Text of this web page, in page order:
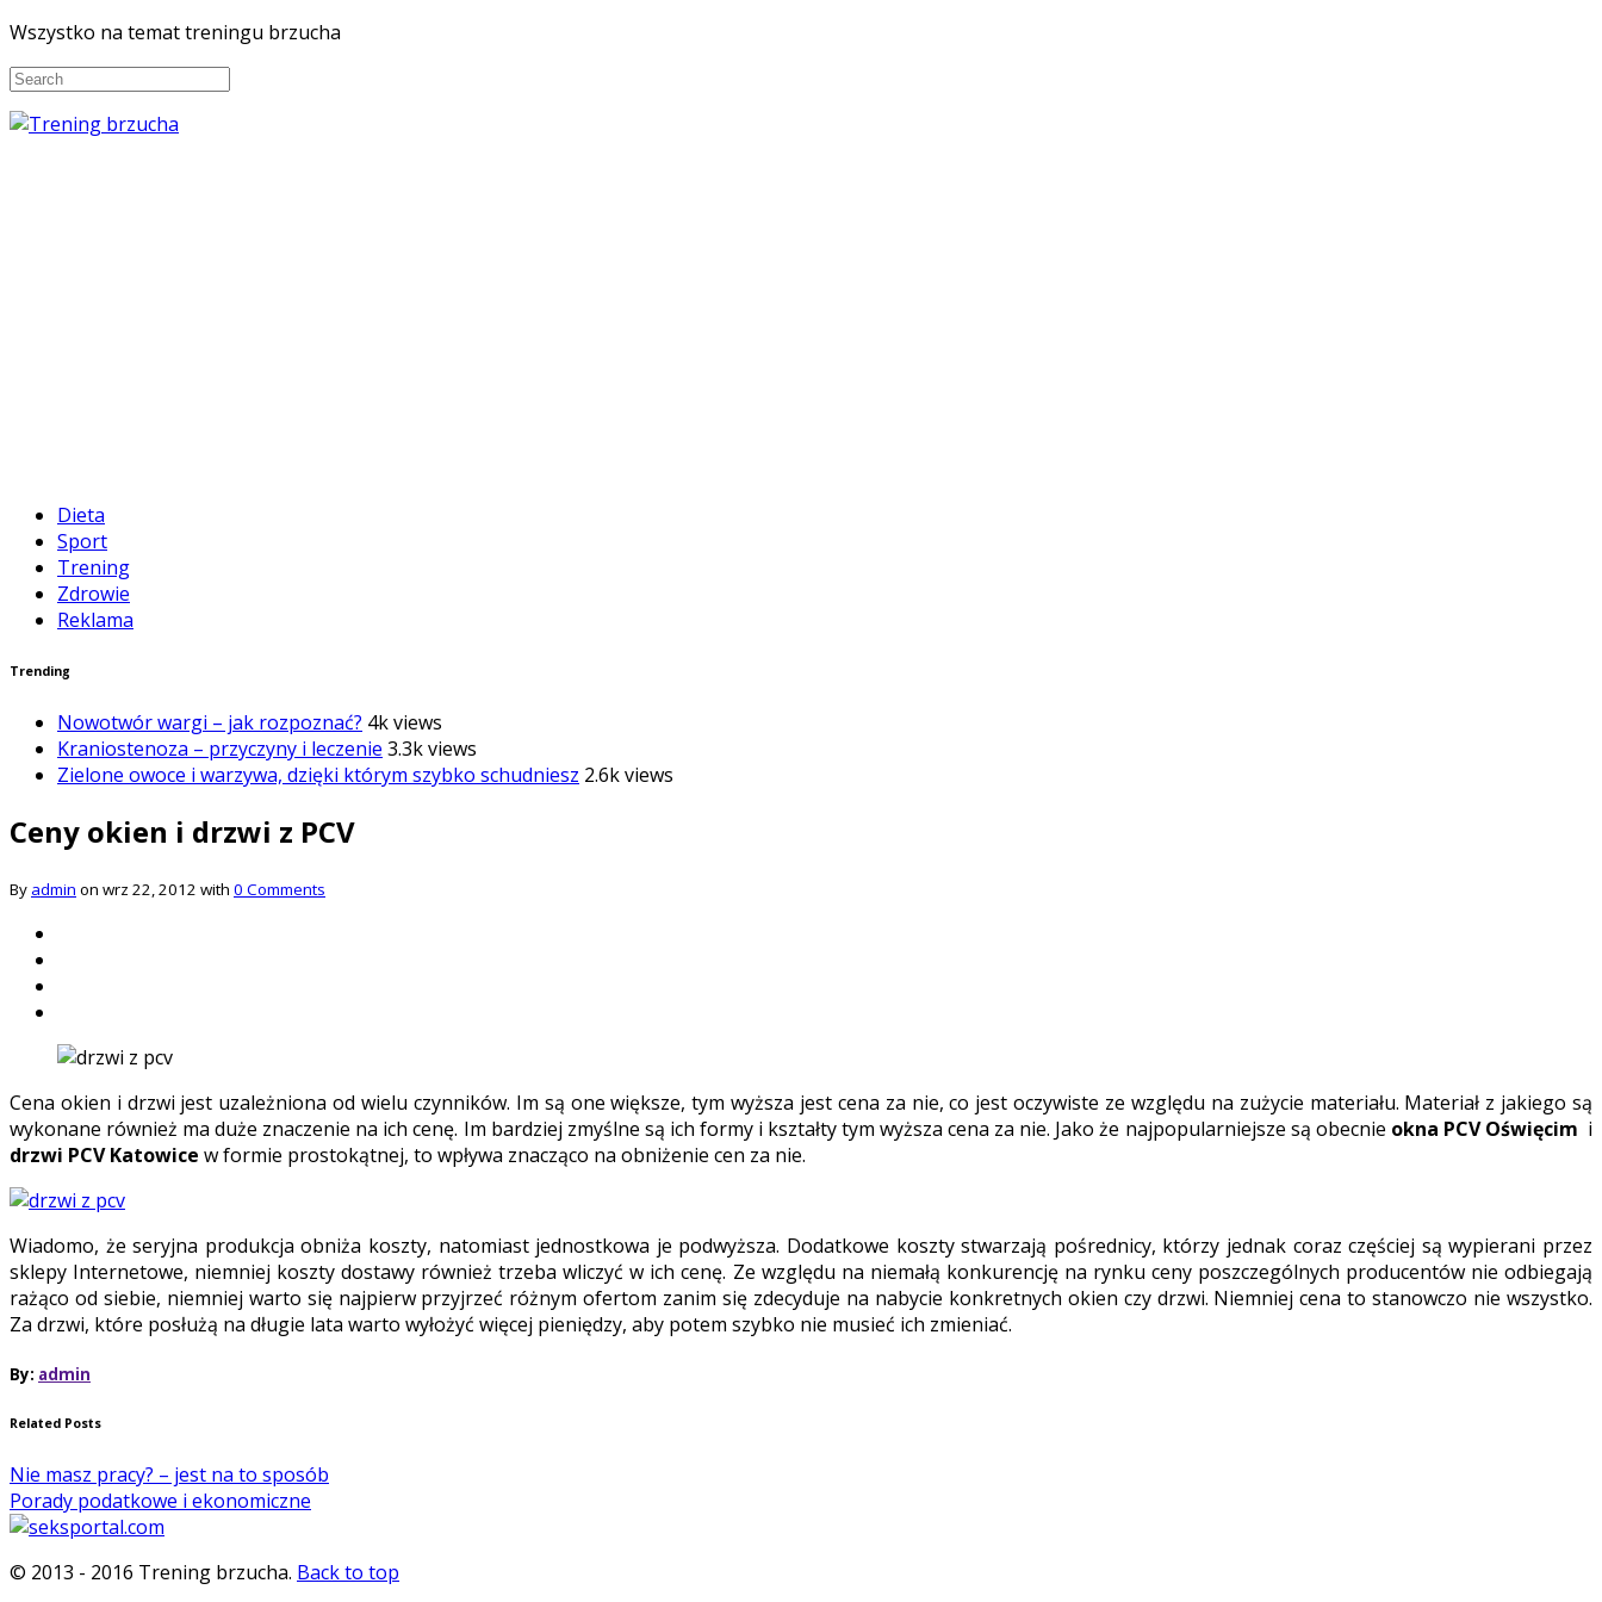
Wszystko na temat treningu brzucha
Dieta
Sport
Trening
Zdrowie
Reklama
Trending
Nowotwór wargi – jak rozpoznać? 4k views
Kraniostenoza – przyczyny i leczenie 3.3k views
Zielone owoce i warzywa, dzięki którym szybko schudniesz 2.6k views
Ceny okien i drzwi z PCV
By admin on wrz 22, 2012 with 0 Comments
Cena okien i drzwi jest uzależniona od wielu czynników. Im są one większe, tym wyższa jest cena za nie, co jest oczywiste ze względu na zużycie materiału. Materiał z jakiego są
wykonane również ma duże znaczenie na ich cenę. Im bardziej zmyślne są ich formy i kształty tym wyższa cena za nie. Jako że najpopularniejsze są obecnie okna PCV Oświęcim i
drzwi PCV Katowice w formie prostokątnej, to wpływa znacząco na obniżenie cen za nie.
Wiadomo, że seryjna produkcja obniża koszty, natomiast jednostkowa je podwyższa. Dodatkowe koszty stwarzają pośrednicy, którzy jednak coraz częściej są wypierani przez
sklepy Internetowe, niemniej koszty dostawy również trzeba wliczyć w ich cenę. Ze względu na niemałą konkurencję na rynku ceny poszczególnych producentów nie odbiegają
rażąco od siebie, niemniej warto się najpierw przyjrzeć różnym ofertom zanim się zdecyduje na nabycie konkretnych okien czy drzwi. Niemniej cena to stanowczo nie wszystko.
Za drzwi, które posłużą na długie lata warto wyłożyć więcej pieniędzy, aby potem szybko nie musieć ich zmieniać.
By: admin
Related Posts
Nie masz pracy? – jest na to sposób
Porady podatkowe i ekonomiczne
© 2013 - 2016 Trening brzucha. Back to top